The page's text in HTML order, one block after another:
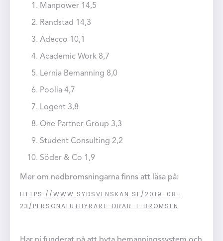
Manpower 14,5
Randstad 14,3
Adecco 10,1
Academic Work 8,7
Lernia Bemanning 8,0
Poolia 4,7
Logent 3,8
One Partner Group 3,3
Student Consulting 2,2
Söder & Co 1,9
Mer om nedbromsningarna finns att läsa på:
HTTPS://WWW.SYDSVENSKAN.SE/2019-08-
23/PERSONALUTHYRARE-DRAR-I-BROMSEN